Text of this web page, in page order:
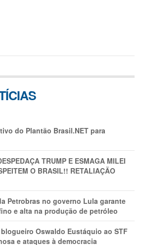
do Plantão Brasil.NET para
TRUMP E ESMAGA MILEI
O BRASIL!! RETALIAÇÃO
Petrobras no governo Lula garante
e alta na produção de petróleo
Oswaldo Eustáquio ao STF
e ataques à democracia